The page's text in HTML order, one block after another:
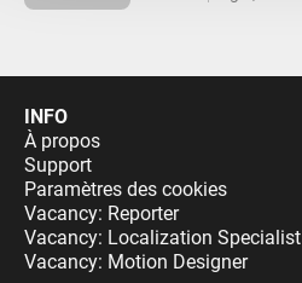
INFO
À propos
Support
Paramètres des cookies
Vacancy: Reporter
Vacancy: Localization Specialist
Vacancy: Motion Designer